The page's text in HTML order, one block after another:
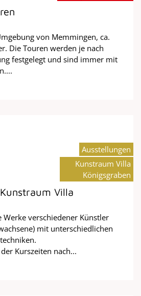
von Memmingen, ca.
Die Touren werden je nach
festgelegt und sind immer mit
Villa
Werke verschiedener Künstler
mit unterschiedlichen
Kurszeiten nach...
Ausstellungen
Kunstraum Villa
Königsgraben